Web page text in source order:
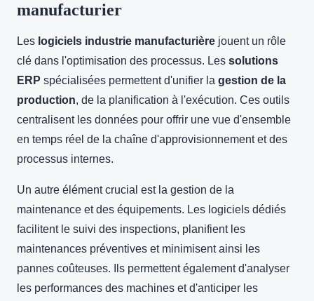
manufacturier
Les logiciels industrie manufacturière jouent un rôle
clé dans l'optimisation des processus. Les solutions
ERP spécialisées permettent d'unifier la gestion de la
production, de la planification à l'exécution. Ces outils
centralisent les données pour offrir une vue d'ensemble
en temps réel de la chaîne d'approvisionnement et des
processus internes.
Un autre élément crucial est la gestion de la
maintenance et des équipements. Les logiciels dédiés
facilitent le suivi des inspections, planifient les
maintenances préventives et minimisent ainsi les
pannes coûteuses. Ils permettent également d'analyser
les performances des machines et d'anticiper les